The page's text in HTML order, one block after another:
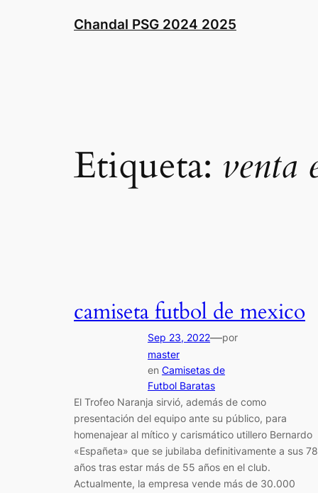
Chandal PSG 2024 2025
Etiqueta: venta
camiseta futbol de mexico
Sep 23, 2022—por
master
en Camisetas de
Futbol Baratas
El Trofeo Naranja sirvió, además de como
presentación del equipo ante su público, para
homenajear al mítico y carismático utillero Bernardo
«Españeta» que se jubilaba definitivamente a sus 78
años tras estar más de 55 años en el club.
Actualmente, la empresa vende más de 30.000